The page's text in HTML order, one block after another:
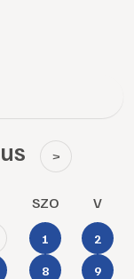
>
SZO V
1 2
8 9